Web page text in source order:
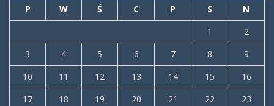
P W Ś C P S
N
1
2
3
4 5 6 7 8
9
10
11 12 13 14 15
16
17
18 19 20 21 22
23